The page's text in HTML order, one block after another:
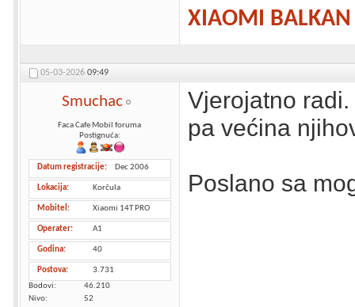
XIAOMI BALKAN
05-03-2026 09:49
Smuchac
Faca Cafe Mobil foruma
Postignuća:
Datum registracije Dec 2006
Lokacija Korčula
Mobitel Xiaomi 14T PRO
Operater A1
Godina 40
Postova
3.731
Bodovi
46.210
Nivo
52
Vjerojatno
pa većina
Poslano sa